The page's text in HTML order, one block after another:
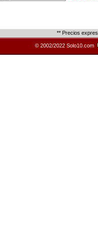
** Precios
© 2002/2022 Solo10.com